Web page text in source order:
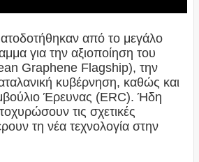
από το μεγάλο
για την αξιοποίηση του
Graphene Flagship), την
κυβέρνηση, καθώς και
Έρευνας (ERC). Ήδη
τις σχετικές
τη νέα τεχνολογία στην